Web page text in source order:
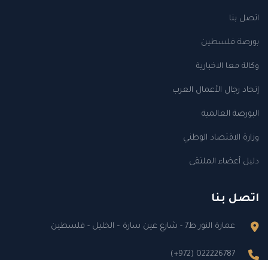
اتصل بنا
بورصة فلسطين
وكالة معا الاخبارية
إتحاد رجال الأعمال العرب
البورصة العالمية
وزارة الاقتصاد الوطني
دليل أعضاء الملتقى
اتصل بنا
عمارة النور ط7 - شارع عين سارة – الخليل - فلسطين
(+972) 022226787